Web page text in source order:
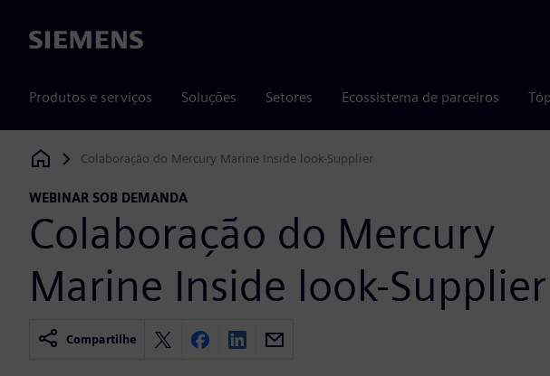
Siemens
Produtos e serviços Soluções Setores Ecossistema de parceiros
Siemens Digital Industries Software
Colaboração do Mercury Marine Inside look-Supplier
WEBINAR SOB DEMANDA
Colaboração do Mercury
Marine Inside look-Supplier
Compartilhe